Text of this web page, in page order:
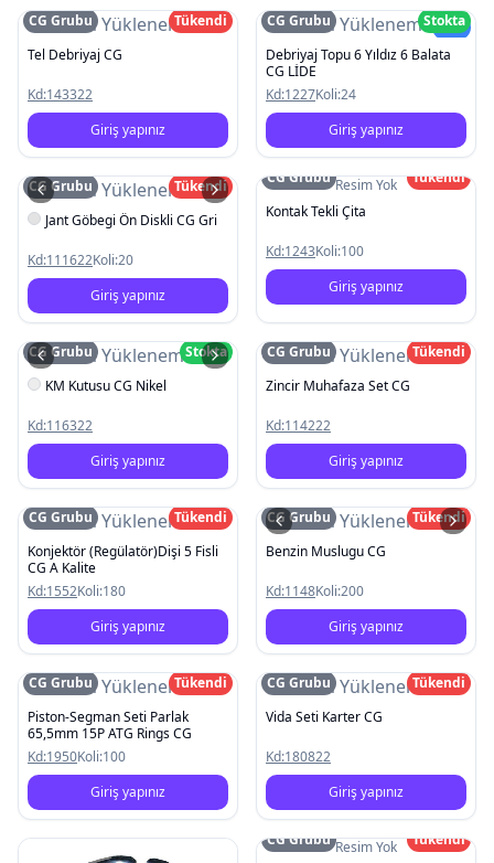
Resim Yüklenemedi
CG Grubu
Tükendi
Tel Debriyaj CG
Kd:143322
Giriş yapınız
Resim YüklenemediYeni
CG Grubu
Stokta
Debriyaj Topu 6 Yıldız 6 Balata
CG LİDE
Kd:1227Koli:24
Giriş yapınız
Resim Yüklenemedi
CG Grubu
Tükendi
Jant Göbegi Ön Diskli CG Gri
Kd:111622Koli:20
Giriş yapınız
Resim Yok
CG Grubu
Tükendi
Kontak Tekli Çita
Kd:1243Koli:100
Giriş yapınız
Resim Yüklenemedi
CG Grubu
Stokta
KM Kutusu CG Nikel
Kd:116322
Giriş yapınız
Resim Yüklenemedi
CG Grubu
Tükendi
Zincir Muhafaza Set CG
Kd:114222
Giriş yapınız
Resim Yüklenemedi
CG Grubu
Tükendi
Konjektör (Regülatör)Dişi 5 Fisli
CG A Kalite
Kd:1552Koli:180
Giriş yapınız
Resim Yüklenemedi
CG Grubu
Tükendi
Benzin Muslugu CG
Kd:1148Koli:200
Giriş yapınız
Resim Yüklenemedi
CG Grubu
Tükendi
Piston-Segman Seti Parlak
65,5mm 15P ATG Rings CG
Kd:1950Koli:100
Giriş yapınız
Resim Yüklenemedi
CG Grubu
Tükendi
Vida Seti Karter CG
Kd:180822
Giriş yapınız
Resim Yok
CG Grubu Tükendi